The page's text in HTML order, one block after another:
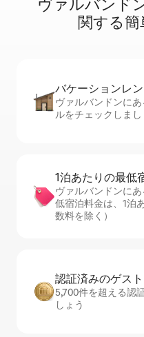
ヴァルバンド
関⁠す⁠る簡⁠
バケーションレ⁠
ヴァルバンドンに
ルをチェックしまし
1泊あたりの最⁠低⁠
ヴァルバンドンに
低宿泊料金は、1泊
数料を除く）
認証済みのゲ⁠ス⁠
5,700件を超える認
しょう